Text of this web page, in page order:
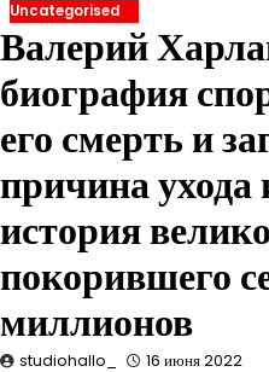
Uncategorised
Валерий
биография
его смерть и
причина
история
покорившего
миллионов
studiohallo_ 16 июня 2022